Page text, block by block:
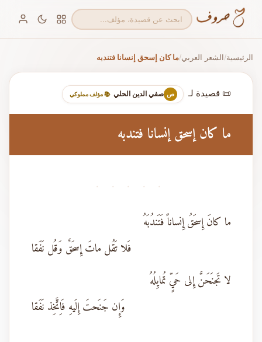
الرئيسية/الشعر العربي/ما كان إسحق إنسانا فتندبه
📜 قصيدة لـ ص صفي الدين الحلي 📚 مؤلف مملوكي
ما كان إسحق إنسانا فتندبه
· · · · ·
ما كانَ إِسحَقُ إِنساناً فَتَندُبَهُ
فَلا تَقُل ماتَ إِسحَقٌ وَقُل نَفَقا
لا تَجنَحَنَّ إِلى حَيٍّ تُمايِلُهُ
وَإِن جَنَحتَ إِلَيهِ فَاِتَّخِذ نَفَقا